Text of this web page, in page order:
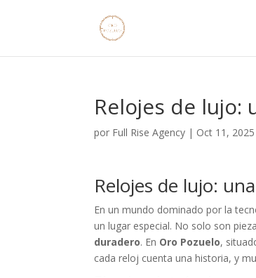
Relojes de lujo:
por Full Rise Agency | Oct 11, 2025
Relojes de lujo:
En un mundo dominado por la
un lugar especial. No solo son
duradero. En Oro Pozuelo,
cada reloj cuenta una historia, y